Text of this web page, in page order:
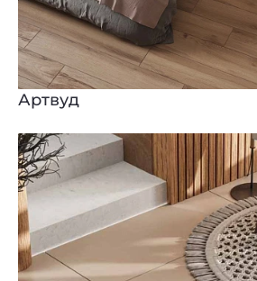
Артвуд